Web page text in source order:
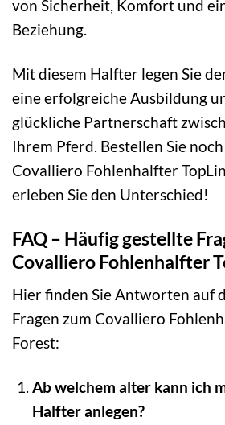
von Sicherheit, Komfort und
Beziehung.
Mit diesem Halfter legen Sie
eine erfolgreiche Ausbildung
glückliche Partnerschaft
Ihrem Pferd. Bestellen Sie
Covalliero Fohlenhalfter
erleben Sie den Unterschied!
FAQ – Häufig gestellte
Covalliero Fohlenhalfter
Hier finden Sie Antworten auf
Fragen zum Covalliero
Forest:
Ab welchem alter kann ich
Halfter anlegen?